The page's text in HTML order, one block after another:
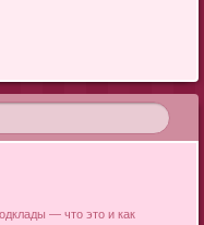
— что это и как